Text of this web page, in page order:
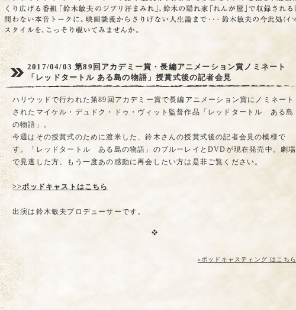
2017/04/03第89回アカデミー賞・長編アニメーション賞ノミネート
「レッドタートル ある島の物語」授賞式後の記者会見
ハリウッドで行われた第89回アカデミー賞で長編アニメーション賞にノミネート
されたマイケル・デュドク・ドゥ・ヴィット監督作品「レッドタートル ある島
の物語」。
今週はその授賞式のために渡米した、鈴木さんの授賞式後の記者会見の模様で
す。「レッドタートル ある島の物語」のブルーレイとDVDが現在発売中。劇場
で見逃した方、もう一度あの感動に再会したい方は是非ご覧ください。
>>ポッドキャストはこちら
出演は鈴木敏夫プロデューサーです。
»ポッドキャスティング はこちら